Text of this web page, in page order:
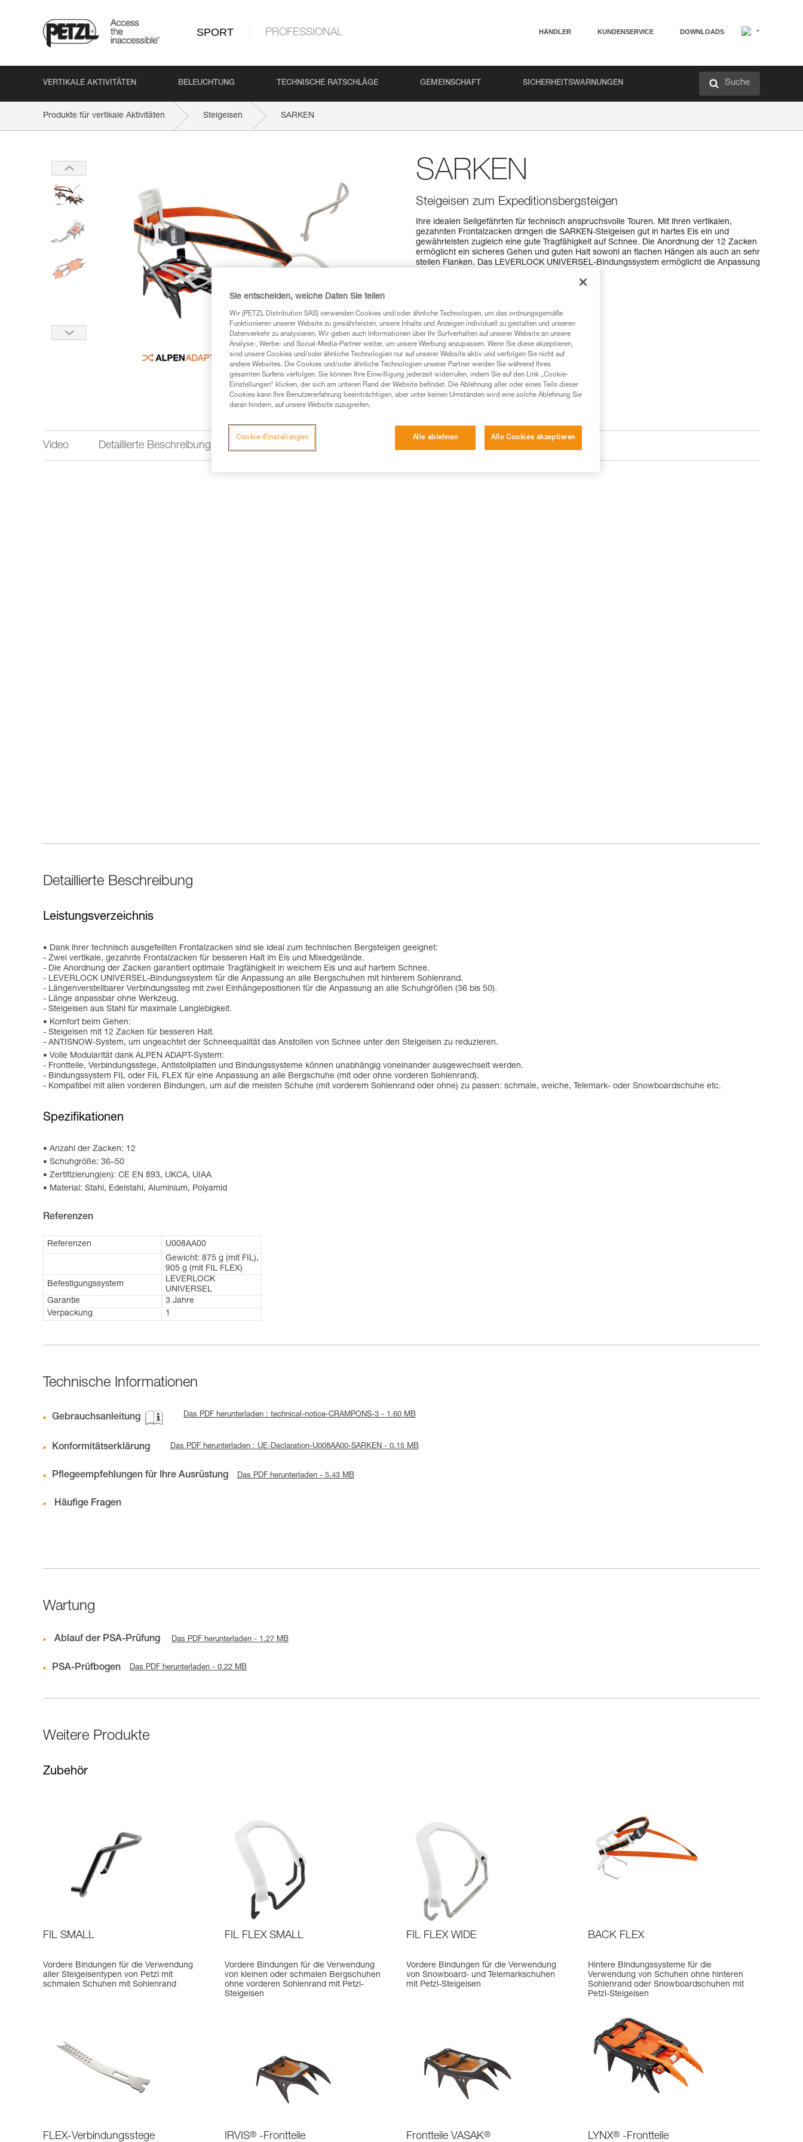
SPORT PROFESSIONAL HÄNDLER KUNDENSERVICE DOWNLOADS
VERTIKALE AKTIVITÄTEN BELEUCHTUNG TECHNISCHE RATSCHLÄGE GEMEINSCHAFT SICHERHEITSWARNUNGEN Suche
Produkte für vertikale Aktivitäten Steigeisen SARKEN
SARKEN
Steigeisen zum Expeditionsbergsteigen
Ihre idealen Seilgefährten für technisch anspruchsvolle Touren. Mit ihren vertikalen,
gezahnten Frontalzacken dringen die SARKEN-Steigeisen gut in hartes Eis ein und
gewährleisten zugleich eine gute Tragfähigkeit auf Schnee. Die Anordnung der 12 Zacken
ermöglicht ein sicheres Gehen und guten Halt sowohl an flachen Hängen als auch an sehr
steilen Flanken. Das LEVERLOCK UNIVERSEL-Bindungssystem ermöglicht die Anpassung
Video Detaillierte Beschreibung
Detaillierte Beschreibung
Leistungsverzeichnis
Dank ihrer technisch ausgefeilten Frontalzacken sind sie ideal zum technischen Bergsteigen geeignet:
- Zwei vertikale, gezahnte Frontalzacken für besseren Halt im Eis und Mixedgelände.
- Die Anordnung der Zacken garantiert optimale Tragfähigkeit in weichem Eis und auf hartem Schnee.
- LEVERLOCK UNIVERSEL-Bindungssystem für die Anpassung an alle Bergschuhen mit hinterem Sohlenrand.
- Längenverstellbarer Verbindungssteg mit zwei Einhängepositionen für die Anpassung an alle Schuhgrößen (36 bis 50).
- Länge anpassbar ohne Werkzeug.
- Steigeisen aus Stahl für maximale Langlebigkeit.
Komfort beim Gehen:
- Steigeisen mit 12 Zacken für besseren Halt.
- ANTISNOW-System, um ungeachtet der Schneequalität das Anstollen von Schnee unter den Steigeisen zu reduzieren.
Volle Modularität dank ALPEN ADAPT-System:
- Frontteile, Verbindungsstege, Antistollplatten und Bindungssysteme können unabhängig voneinander ausgewechselt werden.
- Bindungssystem FIL oder FIL FLEX für eine Anpassung an alle Bergschuhe (mit oder ohne vorderen Sohlenrand).
- Kompatibel mit allen vorderen Bindungen, um auf die meisten Schuhe (mit vorderem Sohlenrand oder ohne) zu passen: schmale, weiche, Telemark- oder Snowboardschuhe etc.
Spezifikationen
Anzahl der Zacken: 12
Schuhgröße: 36–50
Zertifizierung(en): CE EN 893, UKCA, UIAA
Material: Stahl, Edelstahl, Aluminium, Polyamid
Referenzen
Referenzen
U008AA00
Gewicht: 875 g (mit FIL),
905 g (mit FIL FLEX)
Befestigungssystem
LEVERLOCK
UNIVERSEL
Garantie
3 Jahre
Verpackung
1
Technische Informationen
Gebrauchsanleitung Das PDF herunterladen : technical-notice-CRAMPONS-3 - 1.60 MB
Konformitätserklärung Das PDF herunterladen : UE-Declaration-U008AA00-SARKEN - 0.15 MB
Pflegeempfehlungen für Ihre Ausrüstung Das PDF herunterladen - 5.43 MB
Häufige Fragen
Wartung
Ablauf der PSA-Prüfung Das PDF herunterladen - 1.27 MB
PSA-Prüfbogen Das PDF herunterladen - 0.22 MB
Weitere Produkte
Zubehör
FIL SMALL
Vordere Bindungen für die Verwendung
aller Steigeisentypen von Petzl mit
schmalen Schuhen mit Sohlenrand
FIL FLEX SMALL
Vordere Bindungen für die Verwendung
von kleinen oder schmalen Bergschuhen
ohne vorderen Sohlenrand mit Petzl-
Steigeisen
FIL FLEX WIDE
Vordere Bindungen für die Verwendung
von Snowboard- und Telemarkschuhen
mit Petzl-Steigeisen
BACK FLEX
Hintere Bindungssysteme für die
Verwendung von Schuhen ohne hinteren
Sohlenrand oder Snowboardschuhen mit
Petzl-Steigeisen
FLEX-Verbindungsstege IRVIS® -Frontteile Frontteile VASAK® LYNX® -Frontteile
Sie entscheiden, welche Daten Sie teilen
Wir (PETZL Distribution SAS) verwenden Cookies und/oder ähnliche Technologien, um das ordnungsgemäße
Funktionieren unserer Website zu gewährleisten, unsere Inhalte und Anzeigen individuell zu gestalten und unseren
Datenverkehr zu analysieren. Wir geben auch Informationen über Ihr Surfverhalten auf unserer Website an unsere
Analyse-, Werbe- und Social-Media-Partner weiter, um unsere Werbung anzupassen. Wenn Sie diese akzeptieren,
sind unsere Cookies und/oder ähnliche Technologien nur auf unserer Website aktiv und verfolgen Sie nicht auf
andere Websites. Die Cookies und/oder ähnliche Technologien unserer Partner werden Sie während Ihres
gesamten Surfens verfolgen. Sie können Ihre Einwilligung jederzeit widerrufen, indem Sie auf den Link „Cookie-
Einstellungen“ klicken, der sich am unteren Rand der Website befindet. Die Ablehnung aller oder eines Teils dieser
Cookies kann Ihre Benutzererfahrung beeinträchtigen, aber unter keinen Umständen wird eine solche Ablehnung Sie
daran hindern, auf unsere Website zuzugreifen.
Alle ablehnen Alle Cookies akzeptieren
Cookie-Einstellungen